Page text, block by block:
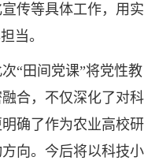
传等具体工作，用实
当。
“田间党课”将党性教
合，不仅深化了对科
确了作为农业高校研
向。今后将以科技小